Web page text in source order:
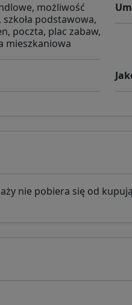
możliwość
podstawowa,
poczta, plac zabaw,
mieszkaniowa
nie pobiera się od